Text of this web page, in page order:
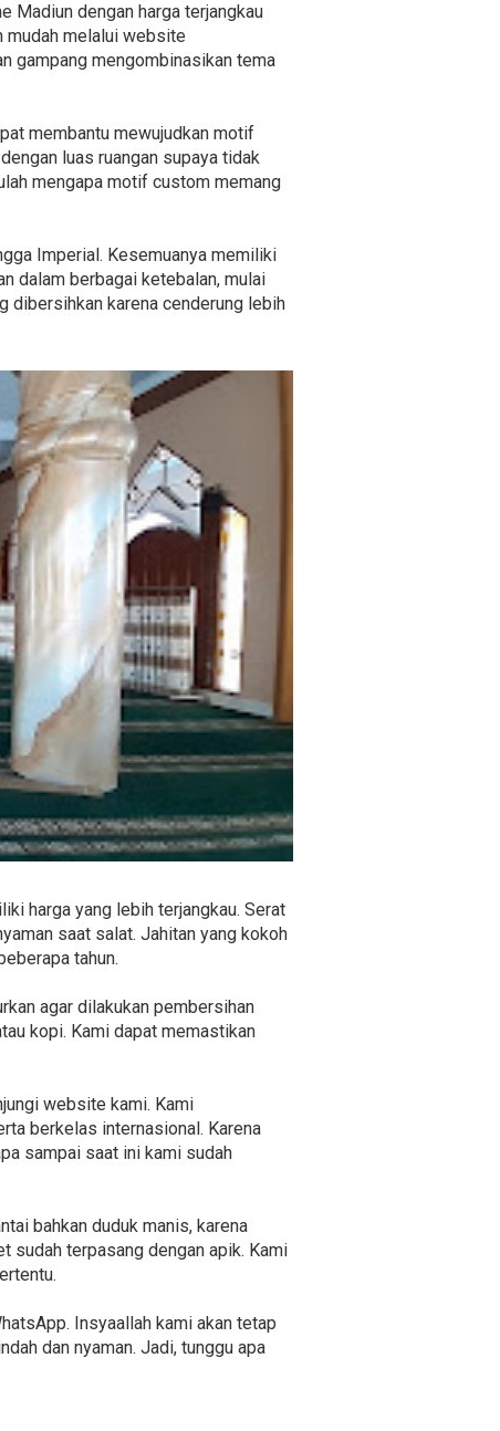
Madiun dengan harga terjangkau
mudah melalui website
gampang mengombinasikan tema
membantu mewujudkan motif
luas ruangan supaya tidak
mengapa motif custom memang
Imperial. Kesemuanya memiliki
dalam berbagai ketebalan, mulai
dibersihkan karena cenderung lebih
harga yang lebih terjangkau. Serat
saat salat. Jahitan yang kokoh
tahun.
agar dilakukan pembersihan
kopi. Kami dapat memastikan
website kami. Kami
berkelas internasional. Karena
sampai saat ini kami sudah
bahkan duduk manis, karena
sudah terpasang dengan apik. Kami
Insyaallah kami akan tetap
dan nyaman. Jadi, tunggu apa